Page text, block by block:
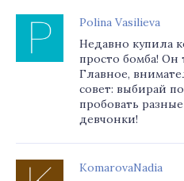
Polina Vasilieva
Недавно купила
просто бомба!
Главное,
совет: выбирай
пробовать
девчонки!
KomarovaNadia